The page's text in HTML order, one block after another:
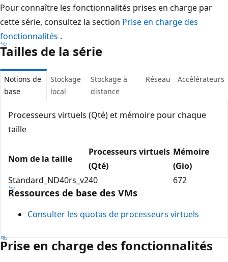
Pour connaître les fonctionnalités prises en charge par
cette série, consultez la section Prise en charge des
fonctionnalités .
Tailles de la série
Notions de
base
Stockage
local
Stockage à
distance
Réseau Accélérateurs
Processeurs virtuels (Qté) et mémoire pour chaque
taille
Nom de la taille
Processeurs virtuels
(Qté)
Mémoire
(Gio)
Standard_ND40rs_v240 672
Ressources de base des VMs
Consulter les quotas de processeurs virtuels
Prise en charge des fonctionnalités